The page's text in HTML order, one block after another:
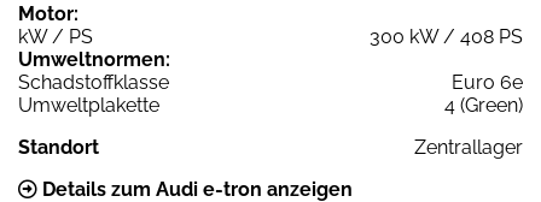
Motor:
kW / PS
300 kW / 408 PS
Umweltnormen:
Schadstoffklasse
Euro 6e
Umweltplakette
4 (Green)
Standort
Zentrallager
Details zum Audi e-tron anzeigen